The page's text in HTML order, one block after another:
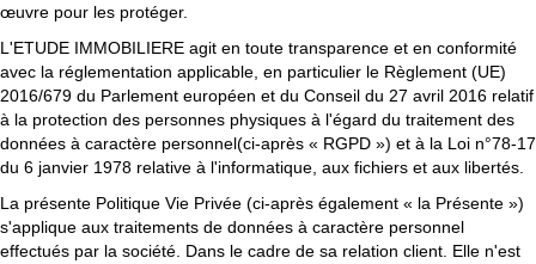
œuvre pour les protéger.
L'ETUDE IMMOBILIERE agit en toute transparence et en conformité
avec la réglementation applicable, en particulier le Règlement (UE)
2016/679 du Parlement européen et du Conseil du 27 avril 2016 relatif
à la protection des personnes physiques à l'égard du traitement des
données à caractère personnel(ci-après « RGPD ») et à la Loi n°78-17
du 6 janvier 1978 relative à l'informatique, aux fichiers et aux libertés.
La présente Politique Vie Privée (ci-après également « la Présente »)
s'applique aux traitements de données à caractère personnel
effectués par la société. Dans le cadre de sa relation client. Elle n'est